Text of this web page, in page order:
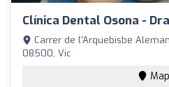
Clínica Dental Osona -
Carrer de l'Arquebisbe
08500, Vic